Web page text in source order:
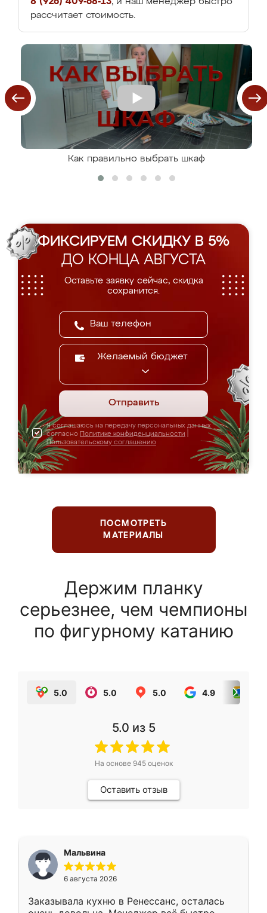
рассчитает стоимость.
Как правильно выбрать шкаф
ФИКСИРУЕМ СКИДКУ В 5%
ДО КОНЦА АВГУСТА
Оставьте заявку сейчас, скидка
сохранится.
Желаемый бюджет
Отправить
Я соглашаюсь на передачу персональных данных
согласно Политике конфиденциальности
Пользовательскому соглашению
ПОСМОТРЕТЬ
МАТЕРИАЛЫ
Держим планку
серьезнее, чем чемпионы
по фигурному катанию
5.0 5.0 5.0 4.9
5.0 из 5
На основе 945оценок
Оставить отзыв
Мальвина
6 августа 2026
Заказывала кухню в Ренессанс, осталась